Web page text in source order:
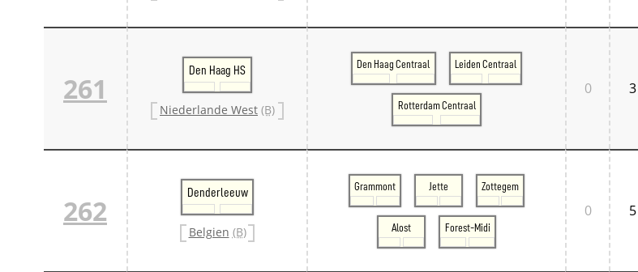
261
Den Haag HS
Niederlande West (B)
Den Haag Centraal Leiden Centraal
Rotterdam Centraal
0 3
262
Denderleeuw
Belgien (B)
Grammont Jette Zottegem
Alost Forest-Midi
0 5